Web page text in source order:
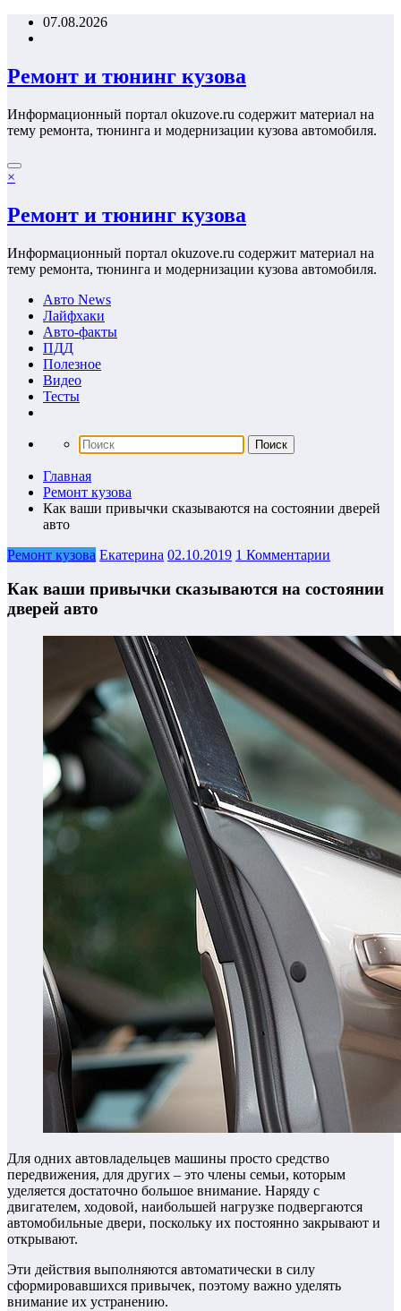
Перейти07.08.2026
Ремонт и тюнинг кузова
Информационный портал okuzove.ru содержит материал на
тему ремонта, тюнинга и модернизации кузова автомобиля.
×
Ремонт и тюнинг кузова
Информационный портал okuzove.ru содержит материал на
тему ремонта, тюнинга и модернизации кузова автомобиля.
Авто News
Лайфхаки
Авто-факты
ПДД
Полезное
Видео
Тесты
Главная
Ремонт кузова
Как ваши привычки сказываются на состоянии дверей
авто
Ремонт кузова Екатерина 02.10.2019 1 Комментарии
Как ваши привычки сказываются на состоянии
дверей авто
Для одних автовладельцев машины просто средство
передвижения, для других – это члены семьи, которым
уделяется достаточно большое внимание. Наряду с
двигателем, ходовой, наибольшей нагрузке подвергаются
автомобильные двери, поскольку их постоянно закрывают и
открывают.
Эти действия выполняются автоматически в силу
сформировавшихся привычек, поэтому важно уделять
внимание их устранению.